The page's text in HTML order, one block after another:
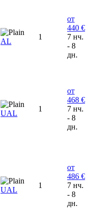
AL
1
от
440 €
7 нч.
- 8
дн.
UAL
1
от
468 €
7 нч.
- 8
дн.
UAL
1
от
486 €
7 нч.
- 8
дн.